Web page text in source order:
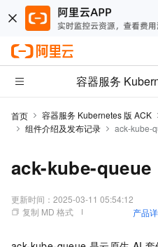
容器服务
首页 容器服务 Kubernetes 版 ACK
组件介绍及发布记录
ack-kube-
ack-kube-queue
更新时间： 2025-03-11 05:54:12
复制 MD 格式
产品